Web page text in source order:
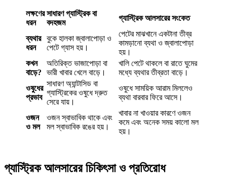
লক্ষণের
ধরন
সাধারণ গ্যাস্ট্রিক বা
বদহজম
গ্যাস্ট্রিক আলসারের সংকেত
ব্যথার
ধরন
বুকে হালকা জ্বালাপোড়া ও
পেটে গ্যাস হয়।
পেটের মাঝখানে একটানা তীব্র
কামড়ানো ব্যথা ও জ্বালাপোড়া
হয়।
কখন
বাড়ে?
অতিরিক্ত ভাজাপোড়া বা
ভারী খাবার খেলে বাড়ে।
খালি পেটে থাকলে বা রাতে ঘুমের
মধ্যে ব্যথার তীব্রতা বাড়ে।
ওষুধের
প্রভাব
সাধারণ অ্যান্টাসিড বা
গ্যাস্ট্রিকের ওষুধে দ্রুত
সেরে যায়।
ওষুধে সাময়িক আরাম মিললেও
ব্যথা বারবার ফিরে আসে।
ওজন
ও মল
ওজন স্বাভাবিক থাকে এবং
মল স্বাভাবিক রঙের হয়।
খাবার না খাওয়ার কারণে ওজন
কমে এবং অনেক সময় কালো মল
হয়।
গ্যাস্ট্রিক আলসারের চিকিৎসা ও প্রতিরোধ